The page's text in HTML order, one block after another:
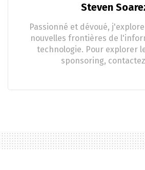
Steven
Passionné et dévoué,
nouvelles frontières de
technologie. Pour explorer
sponsoring,